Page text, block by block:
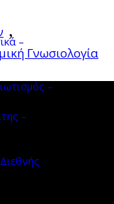
–
–
–
,
Γνωσιολογία